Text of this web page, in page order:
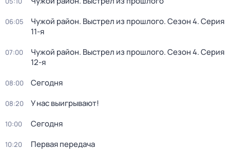
06:05 Чужой район. Выстрел из прошлого. Сезон 4. Серия
11-я
07:00 Чужой район. Выстрел из прошлого. Сезон 4. Серия
12-я
08:00 Сегодня
08:20 У нас выигрывают!
10:00 Сегодня
10:20 Первая передача